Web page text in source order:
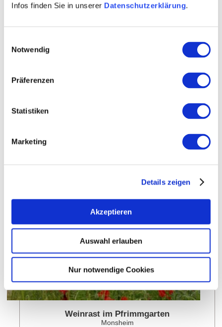
Infos finden Sie in unserer Datenschutzerklärung.
Notwendig
Präferenzen
Statistiken
Marketing
Details zeigen
Akzeptieren
Auswahl erlauben
Nur notwendige Cookies
VERANSTALTUNGSORT
Weitere Veranstaltungen in der Nähe
Weinrast im Pfrimmgarten
Monsheim